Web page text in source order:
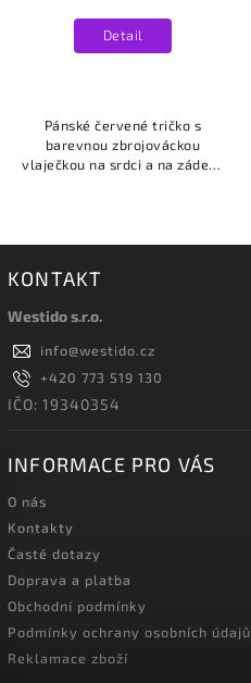
Detail
Pánské červené tričko s
barevnou zbrojováckou
vlaječkou na srdci a na zádech
KONTAKT
Westido s.r.o.
info@westido.cz
+420 773 519 130
IČO: 19340354
INFORMACE PRO VÁS
O nás
Kontakty
Časté dotazy
Doprava a platba
Obchodní podmínky
Podmínky ochrany osobních údajů
Reklamace zboží